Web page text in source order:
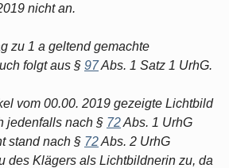
nicht an.
zu 1 a geltend gemachte
folgt aus § 97Abs. 1 Satz 1 UrhG.
vom 00.00. 2019 gezeigte Lichtbild
jedenfalls nach § 72Abs. 1 UrhG
stand nach § 72Abs. 2 UrhG
des Klägers als Lichtbildnerin zu, da